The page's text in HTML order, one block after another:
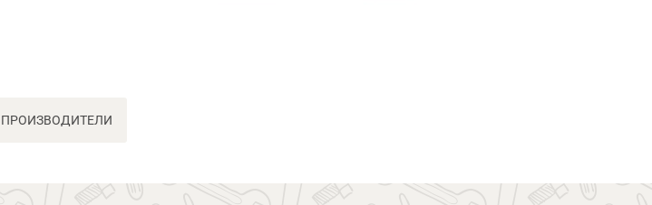
ПРОИЗВОДИТЕЛИ